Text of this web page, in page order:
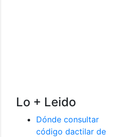
Lo + Leido
Dónde consultar
código dactilar de